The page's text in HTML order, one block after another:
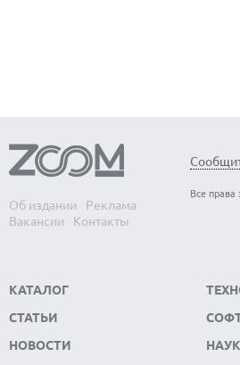
Об издании
Реклама
Вакансии
Контакты
Все
КАТАЛОГ
СТАТЬИ
НОВОСТИ